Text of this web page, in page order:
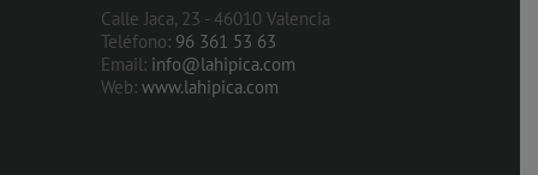
Calle Jaca, 23 - 46010 Valencia
Teléfono: 96 361 53 63
Email: info@lahipica.com
Web: www.lahipica.com